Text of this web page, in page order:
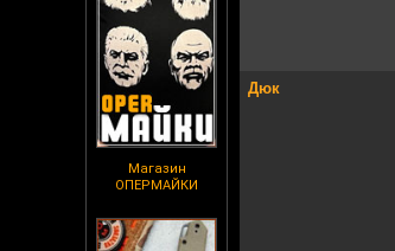
Магазин
ОПЕРМАЙКИ
Дюк